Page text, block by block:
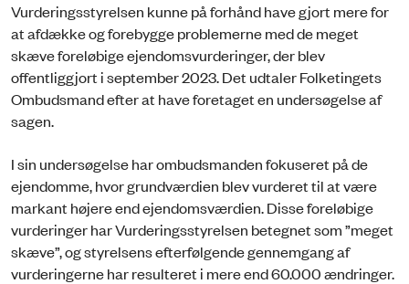
Vurderingsstyrelsen kunne på forhånd have gjort mere for
at afdække og forebygge problemerne med de meget
skæve foreløbige ejendomsvurderinger, der blev
offentliggjort i september 2023. Det udtaler Folketingets
Ombudsmand efter at have foretaget en undersøgelse af
sagen.
I sin undersøgelse har ombudsmanden fokuseret på de
ejendomme, hvor grundværdien blev vurderet til at være
markant højere end ejendomsværdien. Disse foreløbige
vurderinger har Vurderingsstyrelsen betegnet som ”meget
skæve”, og styrelsens efterfølgende gennemgang af
vurderingerne har resulteret i mere end 60.000 ændringer.